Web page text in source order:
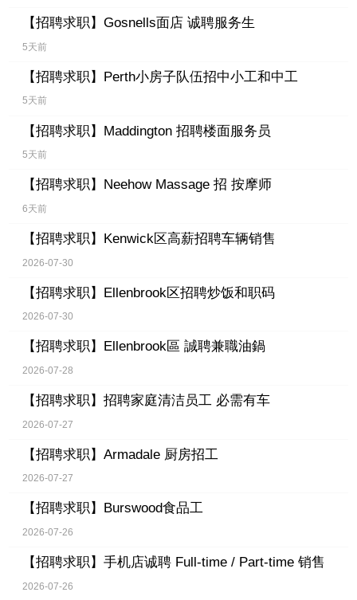
【招聘求职】 Gosnells面店 诚聘服务生
5天前
【招聘求职】 Perth小房子队伍招中小工和中工
5天前
【招聘求职】 Maddington 招聘楼面服务员
5天前
【招聘求职】 Neehow Massage 招 按摩师
6天前
【招聘求职】 Kenwick区高薪招聘车辆销售
2026-07-30
【招聘求职】 Ellenbrook区招聘炒饭和职码
2026-07-30
【招聘求职】 Ellenbrook區 誠聘兼職油鍋
2026-07-28
【招聘求职】 招聘家庭清洁员工 必需有车
2026-07-27
【招聘求职】 Armadale 厨房招工
2026-07-27
【招聘求职】 Burswood食品工
2026-07-26
【招聘求职】 手机店诚聘 Full-time / Part-time 销售
2026-07-26